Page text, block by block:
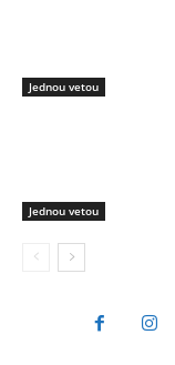
Jednou vetou
Jednou vetou